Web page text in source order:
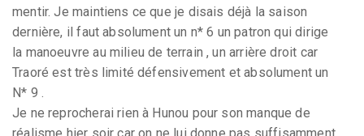
mentir. Je maintiens ce que je disais déjà la saison
dernière, il faut absolument un n* 6 un patron qui dirige
la manoeuvre au milieu de terrain , un arrière droit car
Traoré est très limité défensivement et absolument un
N* 9 .
Je ne reprocherai rien à Hunou pour son manque de